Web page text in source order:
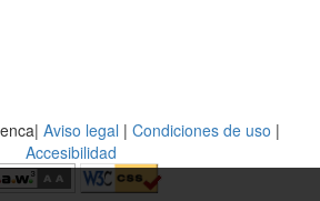
Aviso legal | Condiciones de uso |
Accesibilidad